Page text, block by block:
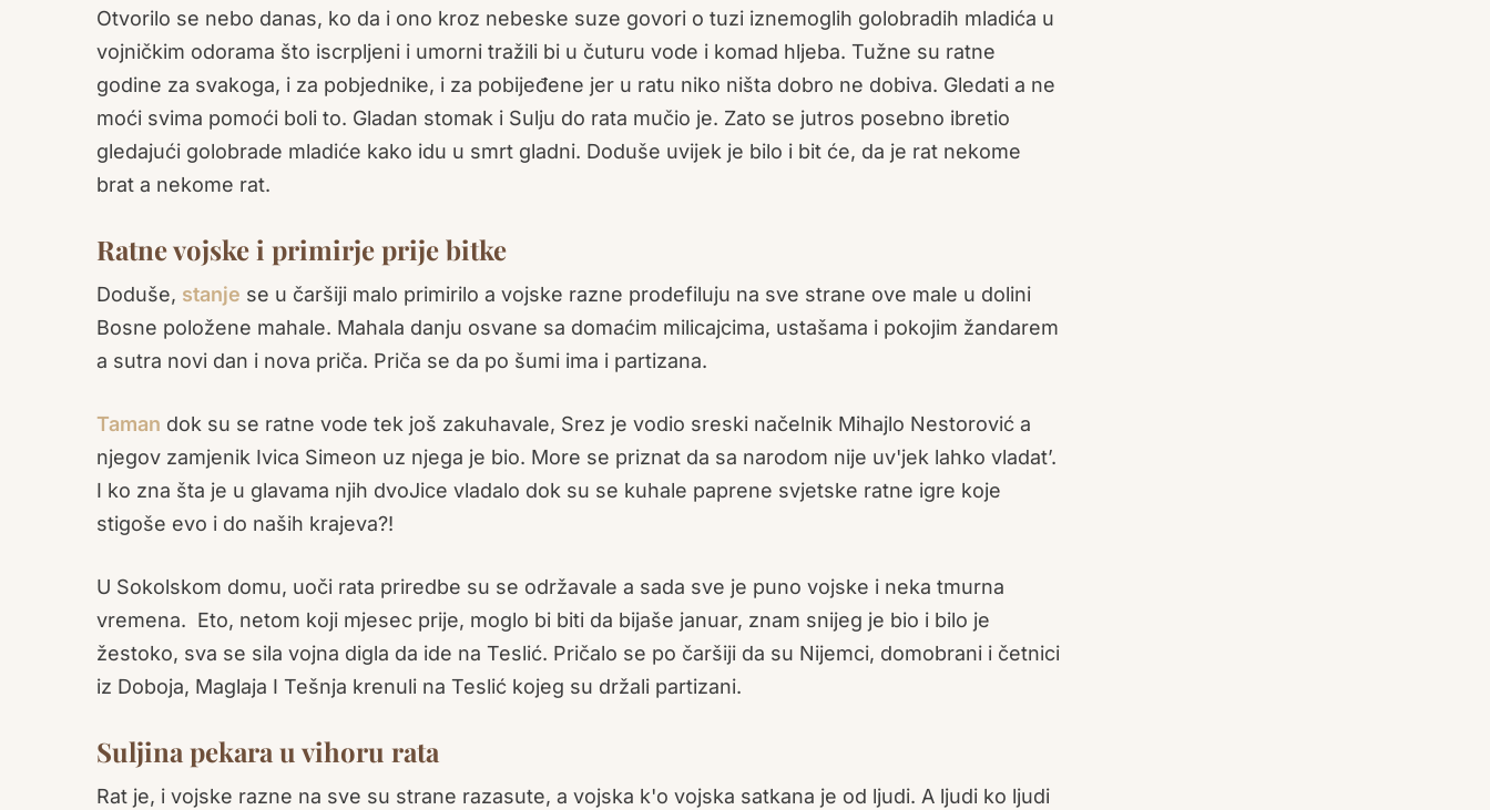
Otvorilo se nebo danas, ko da i ono kroz nebeske suze govori o tuzi iznemoglih golobradih mladića u
vojničkim odorama što iscrpljeni i umorni tražili bi u čuturu vode i komad hljeba. Tužne su ratne
godine za svakoga, i za pobjednike, i za pobijeđene jer u ratu niko ništa dobro ne dobiva. Gledati a ne
moći svima pomoći boli to. Gladan stomak i Sulju do rata mučio je. Zato se jutros posebno ibretio
gledajući golobrade mladiće kako idu u smrt gladni. Doduše uvijek je bilo i bit će, da je rat nekome
brat a nekome rat.
Ratne vojske i primirje prije bitke
Doduše, stanje se u čaršiji malo primirilo a vojske razne prodefiluju na sve strane ove male u dolini
Bosne položene mahale. Mahala danju osvane sa domaćim milicajcima, ustašama i pokojim žandarem
a sutra novi dan i nova priča. Priča se da po šumi ima i partizana.
Taman dok su se ratne vode tek još zakuhavale, Srez je vodio sreski načelnik Mihajlo Nestorović a
njegov zamjenik Ivica Simeon uz njega je bio. More se priznat da sa narodom nije uv'jek lahko vladat’.
I ko zna šta je u glavama njih dvoJice vladalo dok su se kuhale paprene svjetske ratne igre koje
stigoše evo i do naših krajeva?!
U Sokolskom domu, uoči rata priredbe su se održavale a sada sve je puno vojske i neka tmurna
vremena. Eto, netom koji mjesec prije, moglo bi biti da bijaše januar, znam snijeg je bio i bilo je
žestoko, sva se sila vojna digla da ide na Teslić. Pričalo se po čaršiji da su Nijemci, domobrani i četnici
iz Doboja, Maglaja I Tešnja krenuli na Teslić kojeg su držali partizani.
Suljina pekara u vihoru rata
Rat je, i vojske razne na sve su strane razasute, a vojska k'o vojska satkana je od ljudi. A ljudi ko ljudi